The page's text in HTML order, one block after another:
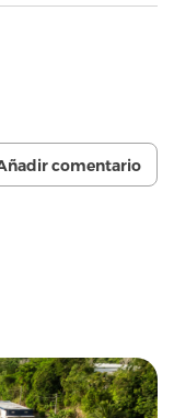
comentario